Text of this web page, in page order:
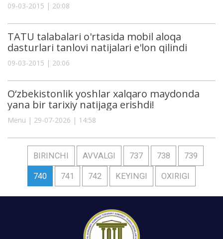
09-03-2015 | 20:08
TATU talabalari o'rtasida mobil aloqa
dasturlari tanlovi natijalari e'lon qilindi
09-03-2015 | 20:06
O‘zbekistonlik yoshlar xalqaro maydonda
yana bir tarixiy natijaga erishdi!
Menu | 29-07-2026 | 14:58
BIRINCHI AVVALGI 737 738 739
740 741 742 KEYINGI OXIRIGI